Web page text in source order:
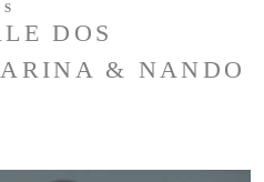
DOS
& NANDO